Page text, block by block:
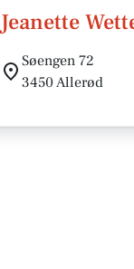
Jeanette
Søengen 72
3450 Allerød